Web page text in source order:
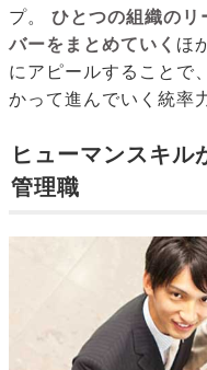
プ。
ひとつの組織のリ
バーをまとめていく ほ
にアピールすることで
かって進んでいく統率
ヒューマンスキル
管理職